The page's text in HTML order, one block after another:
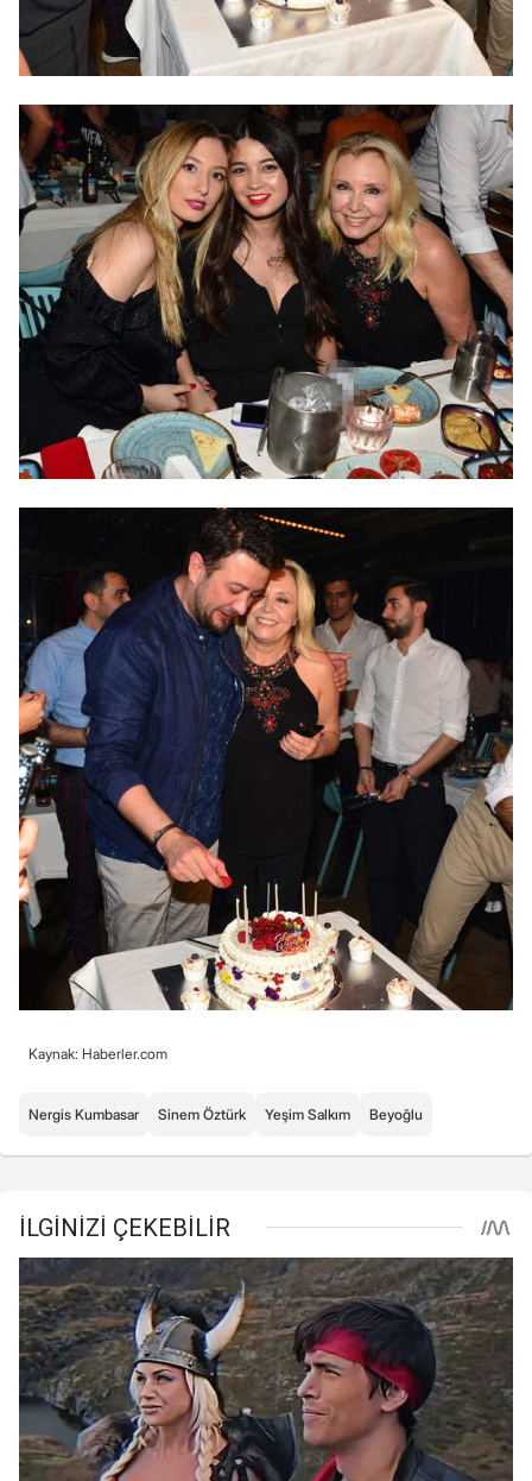
Kaynak: Haberler.com
Nergis Kumbasar Sinem Öztürk Yeşim Salkım Beyoğlu